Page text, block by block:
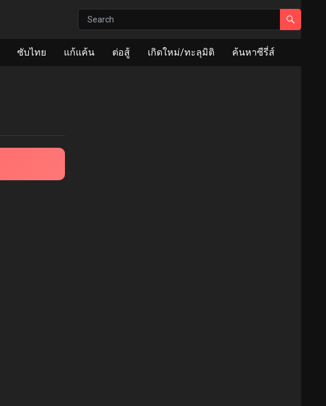
ซับไทย แก้แค้น ต่อสู้ เกิดใหม่/ทะลุมิติ ค้นหาซีรี่ส์